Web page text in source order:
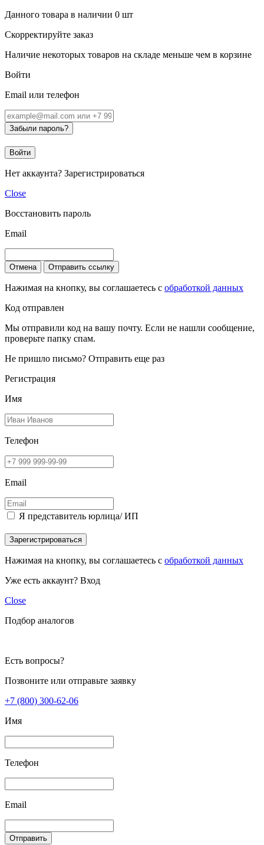
Данного товара в наличии 0 шт
Скорректируйте заказ
Наличие некоторых товаров на складе меньше чем в корзине
Войти
Email или телефон
Забыли пароль?
Войти
Нет аккаунта? Зарегистрироваться
Close
Восстановить пароль
Email
Отмена Отправить ссылку
Нажимая на кнопку, вы соглашаетесь с обработкой данных
Код отправлен
Мы отправили код на вашу почту. Если не нашли сообщение,
проверьте папку спам.
Не пришло письмо? Отправить еще раз
Регистрация
Имя
Телефон
Email
Я представитель юрлица/ ИП
Зарегистрироваться
Нажимая на кнопку, вы соглашаетесь с обработкой данных
Уже есть аккаунт? Вход
Close
Подбор аналогов
Есть вопросы?
Позвоните или отправьте заявку
+7 (800) 300-62-06
Имя
Телефон
Email
Отправить